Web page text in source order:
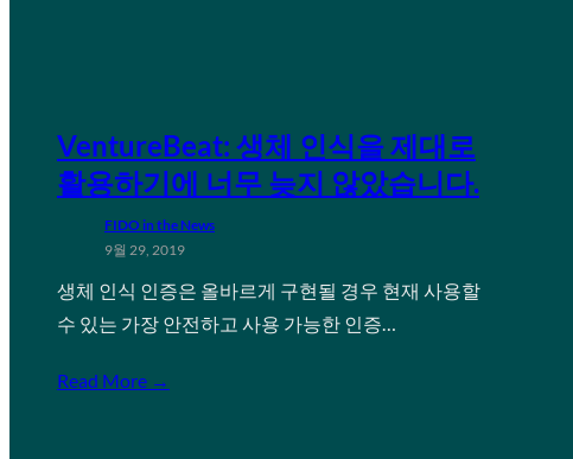
VentureBeat: 생체 인식을 제대로
활용하기에 너무 늦지 않았습니다.
FIDO in the News
9월 29, 2019
생체 인식 인증은 올바르게 구현될 경우 현재 사용할
수 있는 가장 안전하고 사용 가능한 인증…
Read More →